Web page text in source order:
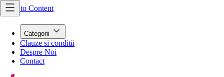
Skip to Content
Categorii
Clauze si conditii
Despre Noi
Contact